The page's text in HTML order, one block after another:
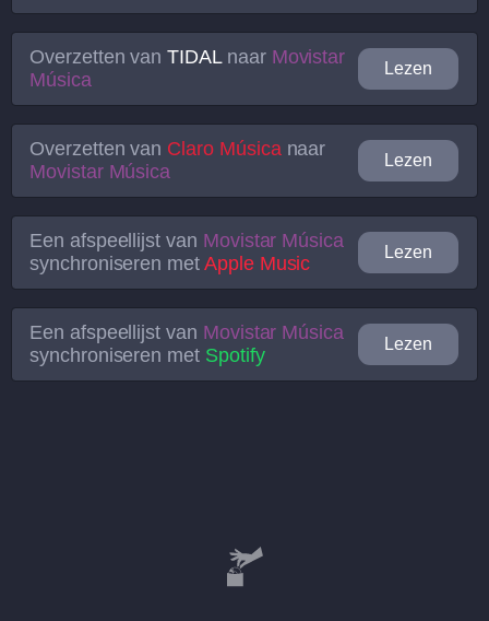
Overzetten vanTIDALnaar Movistar
Música
Lezen
Overzetten van Claro Músicanaar
Movistar Música
Lezen
Een afspeellijst van Movistar Música
synchroniseren met Apple Music
Lezen
Een afspeellijst van Movistar Música
synchroniseren met Spotify
Lezen